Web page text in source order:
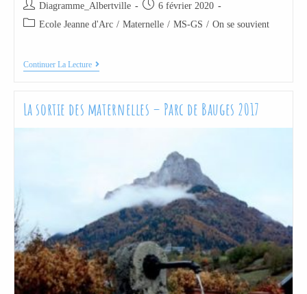
Diagramme_Albertville
6 février 2020
Ecole Jeanne d'Arc / Maternelle / MS-GS / On se souvient
Continuer La Lecture
La sortie des maternelles – Parc de Bauges 2017